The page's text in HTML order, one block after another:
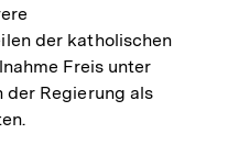
der katholischen
Freis unter
der Regierung als